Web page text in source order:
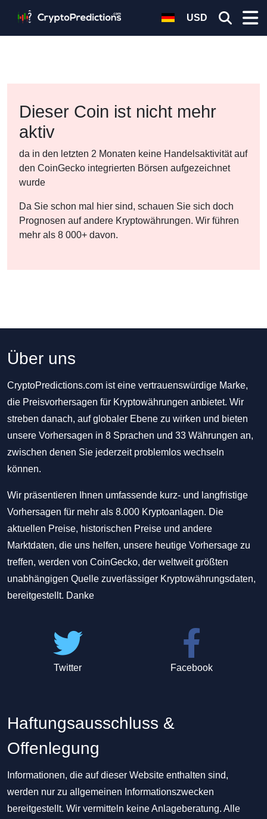
USD
Dieser Coin ist nicht mehr
aktiv
da in den letzten 2 Monaten keine Handelsaktivität auf
den CoinGecko integrierten Börsen aufgezeichnet
wurde
Da Sie schon mal hier sind, schauen Sie sich doch
Prognosen auf andere Kryptowährungen. Wir führen
mehr als 8 000+ davon.
Über uns
CryptoPredictions.com ist eine vertrauenswürdige Marke,
die Preisvorhersagen für Kryptowährungen anbietet. Wir
streben danach, auf globaler Ebene zu wirken und bieten
unsere Vorhersagen in 8 Sprachen und 33 Währungen an,
zwischen denen Sie jederzeit problemlos wechseln
können.
Wir präsentieren Ihnen umfassende kurz- und langfristige
Vorhersagen für mehr als 8.000 Kryptoanlagen. Die
aktuellen Preise, historischen Preise und andere
Marktdaten, die uns helfen, unsere heutige Vorhersage zu
treffen, werden von CoinGecko, der weltweit größten
unabhängigen Quelle zuverlässiger Kryptowährungsdaten,
bereitgestellt. Danke
Twitter Facebook
Haftungsausschluss &
Offenlegung
Informationen, die auf dieser Website enthalten sind,
werden nur zu allgemeinen Informationszwecken
bereitgestellt. Wir vermitteln keine Anlageberatung. Alle